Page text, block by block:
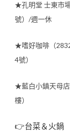
★孔明堂 士東市
號）/週一休
★嗜好咖啡（
4號）
★藍白小鎮天母
樓）
👉台菜＆火鍋